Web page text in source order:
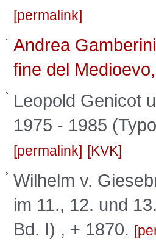
permalink
Andrea
fine del
Leopold Genicot
1975 - 1985
permalink KVK
Wilhelm v.
im 11., 12. und
Bd. I) , + 1870.